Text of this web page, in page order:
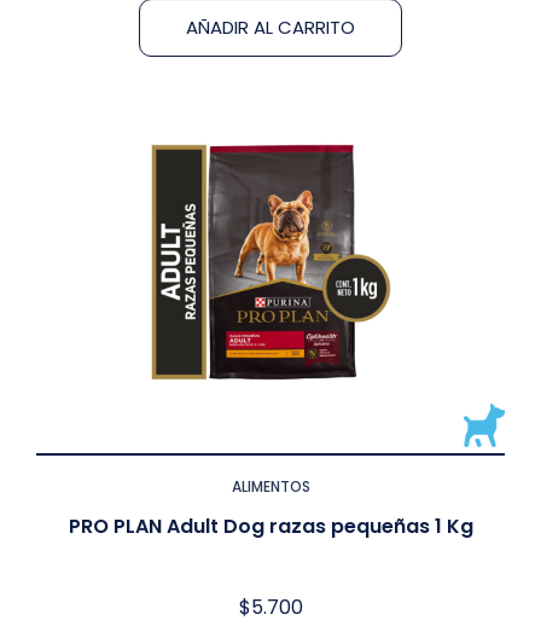
AÑADIR AL CARRITO
ALIMENTOS
PRO PLAN Adult Dog razas pequeñas 1 Kg
$5.700